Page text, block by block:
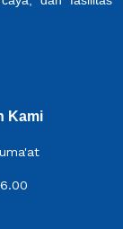
Kami